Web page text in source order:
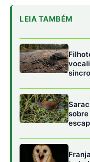
Quando a pirarara
barbilhões movem-se
entre troncos
de folhas em
campo da fisiologia
com qualquer
elétricos imediatos
gustativos externos
assinaturas químicas